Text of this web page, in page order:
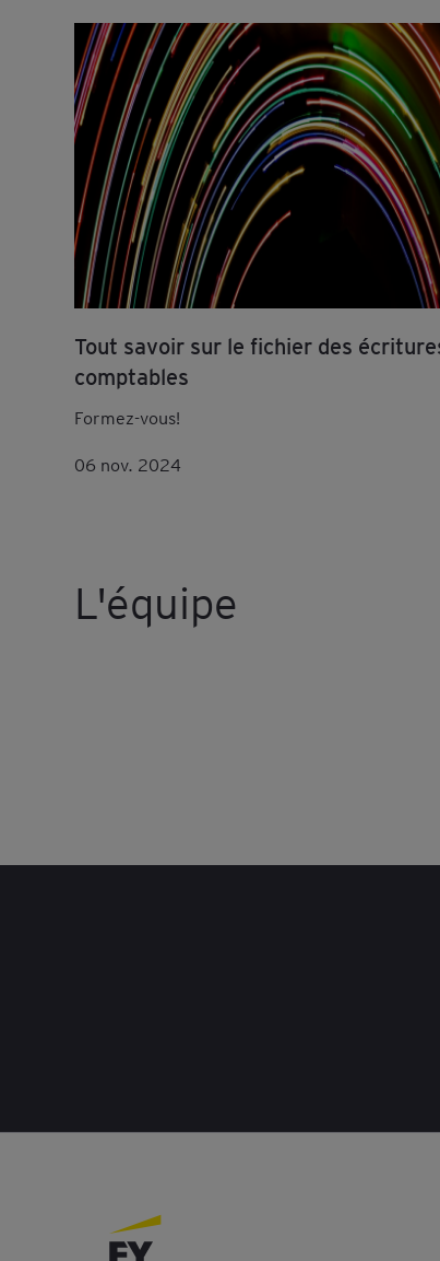
Tout savoir sur le fichier des
comptables
Formez-vous!
06 nov. 2024
L'équipe